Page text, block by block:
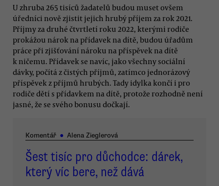
U zhruba 265 tisíců žadatelů budou muset ovšem
úředníci nově zjistit jejich hrubý příjem za rok 2021.
Příjmy za druhé čtvrtletí roku 2022, kterými rodiče
prokážou nárok na přídavek na dítě, budou úřadům
práce při zjišťování nároku na příspěvek na dítě
k ničemu. Přídavek se navíc, jako všechny sociální
dávky, počítá z čistých příjmů, zatímco jednorázový
příspěvek z příjmů hrubých. Tady idylka končí i pro
rodiče dětí s přídavkem na dítě, protože rozhodně není
jasné, že se svého bonusu dočkají.
Komentář ● Alena Zieglerová
Šest tisíc pro důchodce: dárek,
který víc bere, než dává